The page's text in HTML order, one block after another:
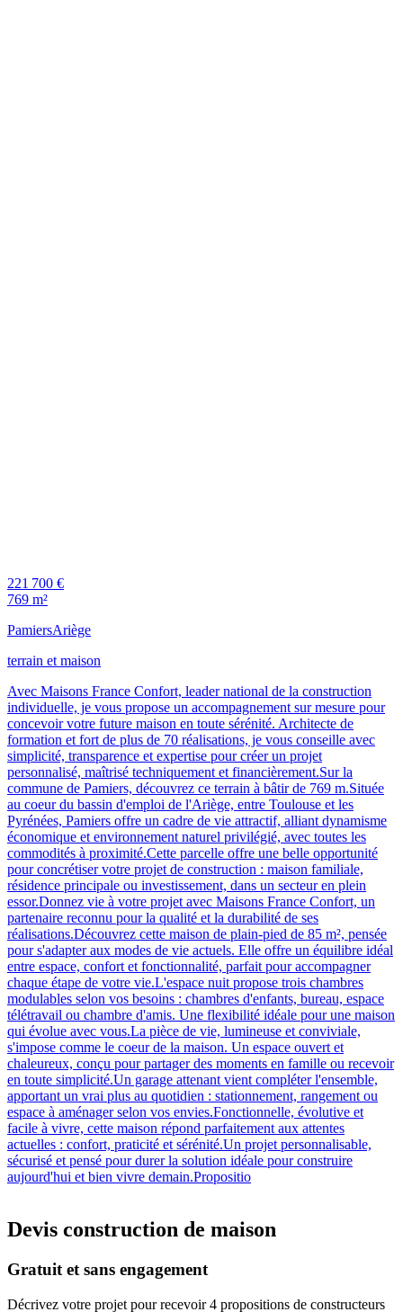
221 700 €
769 m²
PamiersAriège
terrain et maison
Avec Maisons France Confort, leader national de la construction
individuelle, je vous propose un accompagnement sur mesure pour
concevoir votre future maison en toute sérénité. Architecte de
formation et fort de plus de 70 réalisations, je vous conseille avec
simplicité, transparence et expertise pour créer un projet
personnalisé, maîtrisé techniquement et financièrement.Sur la
commune de Pamiers, découvrez ce terrain à bâtir de 769 m.Située
au coeur du bassin d'emploi de l'Ariège, entre Toulouse et les
Pyrénées, Pamiers offre un cadre de vie attractif, alliant dynamisme
économique et environnement naturel privilégié, avec toutes les
commodités à proximité.Cette parcelle offre une belle opportunité
pour concrétiser votre projet de construction : maison familiale,
résidence principale ou investissement, dans un secteur en plein
essor.Donnez vie à votre projet avec Maisons France Confort, un
partenaire reconnu pour la qualité et la durabilité de ses
réalisations.Découvrez cette maison de plain-pied de 85 m², pensée
pour s'adapter aux modes de vie actuels. Elle offre un équilibre idéal
entre espace, confort et fonctionnalité, parfait pour accompagner
chaque étape de votre vie.L'espace nuit propose trois chambres
modulables selon vos besoins : chambres d'enfants, bureau, espace
télétravail ou chambre d'amis. Une flexibilité idéale pour une maison
qui évolue avec vous.La pièce de vie, lumineuse et conviviale,
s'impose comme le coeur de la maison. Un espace ouvert et
chaleureux, conçu pour partager des moments en famille ou recevoir
en toute simplicité.Un garage attenant vient compléter l'ensemble,
apportant un vrai plus au quotidien : stationnement, rangement ou
espace à aménager selon vos envies.Fonctionnelle, évolutive et
facile à vivre, cette maison répond parfaitement aux attentes
actuelles : confort, praticité et sérénité.Un projet personnalisable,
sécurisé et pensé pour durer la solution idéale pour construire
aujourd'hui et bien vivre demain.Propositio
Devis construction de maison
Gratuit et sans engagement
Décrivez votre projet pour recevoir 4 propositions de constructeurs